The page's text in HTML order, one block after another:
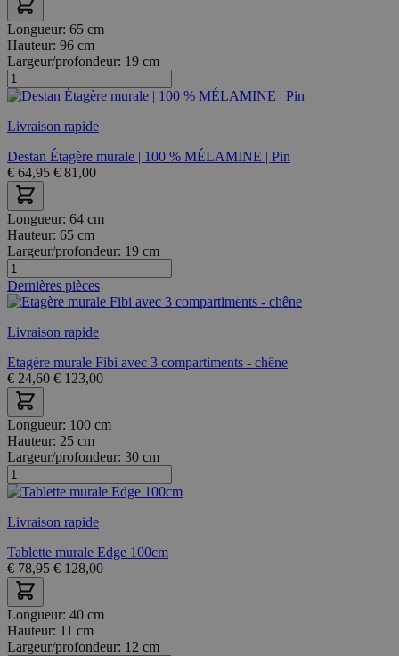
Longueur: 65 cm
Hauteur: 96 cm
Largeur/profondeur: 19 cm
Livraison rapide
Destan Étagère murale | 100 % MÉLAMINE | Pin
€ 64,95 € 81,00
Longueur: 64 cm
Hauteur: 65 cm
Largeur/profondeur: 19 cm
Dernières pièces
Livraison rapide
Etagère murale Fibi avec 3 compartiments - chêne
€ 24,60 € 123,00
Longueur: 100 cm
Hauteur: 25 cm
Largeur/profondeur: 30 cm
Livraison rapide
Tablette murale Edge 100cm
€ 78,95 € 128,00
Longueur: 40 cm
Hauteur: 11 cm
Largeur/profondeur: 12 cm